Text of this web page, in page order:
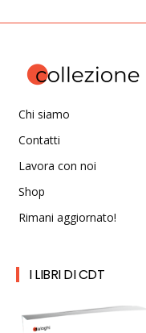
Chi siamo
Contatti
Lavora con noi
Shop
Rimani aggiornato!
I LIBRI DI CDT